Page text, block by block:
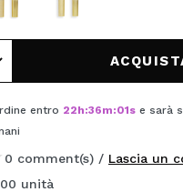
entro 22h:36m:01s e sarà
0 comment(s) / Lascia un
unità